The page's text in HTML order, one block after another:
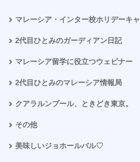
マレーシア・インター校ホリデーキ
2代目ひとみのガーディアン日記
マレーシア留学に役立つウェビナー
2代目ひとみのマレーシア情報局
クアラルンプール、ときどき東京。
その他
美味しいジョホールバル♡